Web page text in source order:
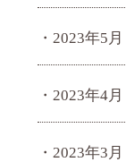
2023年5月
2023年4月
2023年3月